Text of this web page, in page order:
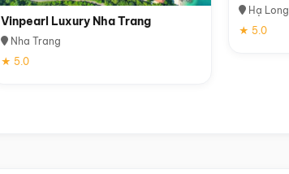
Vinpearl Luxury Nha Trang
Nha Trang
★ 5.0
Hạ Long
★ 5.0